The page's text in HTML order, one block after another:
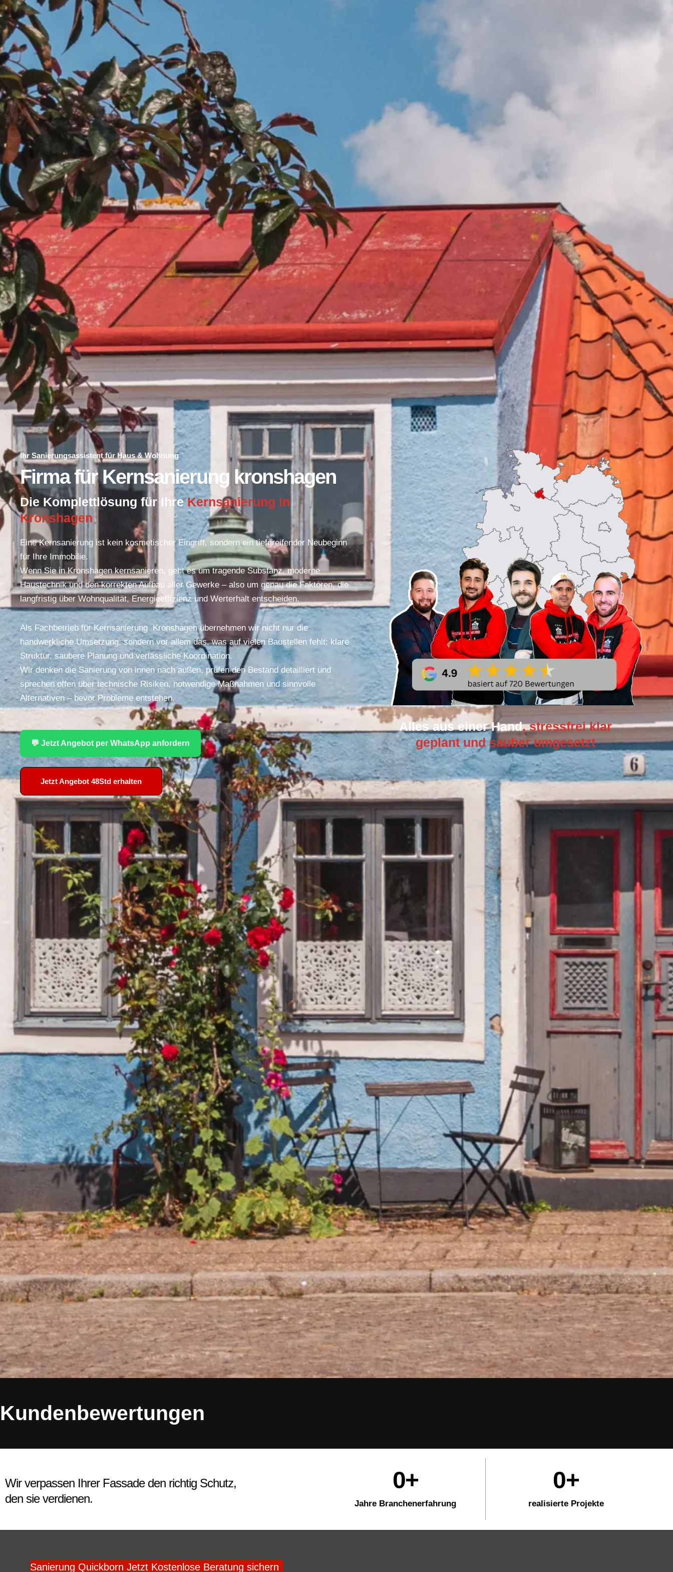
Ihr Sanierungsassistent für Haus & Wohnung
Firma für Kernsanierung kronshagen
Die Komplettlösung für IhreKernsanierung in
Kronshagen
Eine Kernsanierung ist kein kosmetischer Eingriff, sondern ein tiefgreifender Neubeginn
für Ihre Immobilie.
Wenn Sie in Kronshagen kernsanieren, geht es um tragende Substanz, moderne
Haustechnik und den korrekten Aufbau aller Gewerke – also um genau die Faktoren, die
langfristig über Wohnqualität, Energieeffizienz und Werterhalt entscheiden.
Als Fachbetrieb für Kernsanierung Kronshagen übernehmen wir nicht nur die
handwerkliche Umsetzung, sondern vor allem das, was auf vielen Baustellen fehlt: klare
Struktur, saubere Planung und verlässliche Koordination.
Wir denken die Sanierung von innen nach außen, prüfen den Bestand detailliert und
sprechen offen über technische Risiken, notwendige Maßnahmen und sinnvolle
Alternativen – bevor Probleme entstehen.
💬 Jetzt Angebot per WhatsApp anfordern
Jetzt Angebot 48Std erhalten
Alles aus einer Hand, stressfrei klar
geplant und sauber umgesetzt
Kundenbewertungen
Wir verpassen Ihrer Fassade den richtig Schutz,
den sie verdienen.
Jahre Branchenerfahrung
0+
realisierte Projekte
0+
Sanierung Quickborn Jetzt Kostenlose Beratung sichern